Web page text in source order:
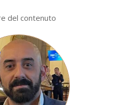
del contenuto